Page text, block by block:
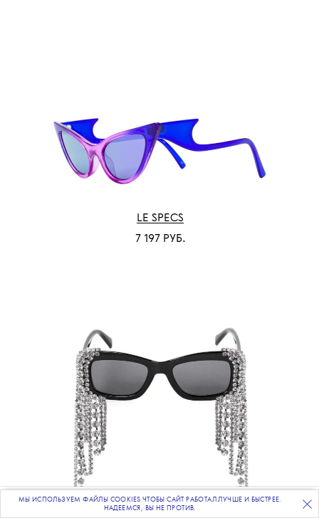
ПОДПИСЫВАЙТЕСЬНА НАШУ ВЕЧЕРНЮЮ РАССЫЛКУ
LE SPECS
7 197 РУБ.
МЫ ИСПОЛЬЗУЕМ ФАЙЛЫ COOKIES ЧТОБЫ САЙТ РАБОТАЛ ЛУЧШЕ И БЫСТРЕЕ.
НАДЕЕМСЯ, ВЫ НЕ ПРОТИВ.